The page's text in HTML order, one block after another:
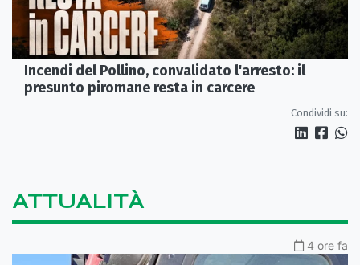
Incendi del Pollino, convalidato l'arresto: il
presunto piromane resta in carcere
Condividi su:
ATTUALITÀ
4 ore fa